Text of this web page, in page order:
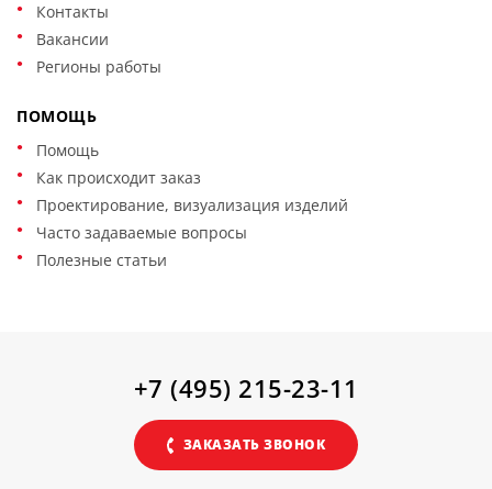
Контакты
Вакансии
Регионы работы
ПОМОЩЬ
Помощь
Как происходит заказ
Проектирование, визуализация изделий
Часто задаваемые вопросы
Полезные статьи
+7 (495) 215-23-11
ЗАКАЗАТЬ ЗВОНОК